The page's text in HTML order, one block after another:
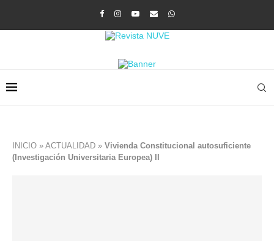
INICIO » ACTUALIDAD » Vivienda Constitucional autosuficiente
(Investigación Universitaria Europea) II